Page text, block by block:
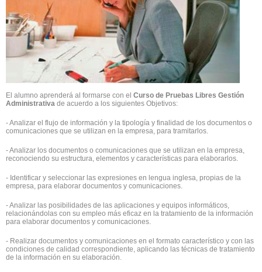
El alumno aprenderá al formarse con el Curso de Pruebas Libres Gestión
Administrativa de acuerdo a los siguientes Objetivos:
- Analizar el flujo de información y la tipología y finalidad de los documentos o
comunicaciones que se utilizan en la empresa, para tramitarlos.
- Analizar los documentos o comunicaciones que se utilizan en la empresa,
reconociendo su estructura, elementos y características para elaborarlos.
- Identificar y seleccionar las expresiones en lengua inglesa, propias de la
empresa, para elaborar documentos y comunicaciones.
- Analizar las posibilidades de las aplicaciones y equipos informáticos,
relacionándolas con su empleo más eficaz en la tratamiento de la información
para elaborar documentos y comunicaciones.
- Realizar documentos y comunicaciones en el formato característico y con las
condiciones de calidad correspondiente, aplicando las técnicas de tratamiento
de la información en su elaboración.